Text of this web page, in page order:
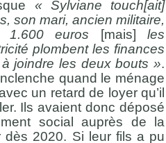
« Sylviane touch[ait]
son mari, ancien militaire,
1.600 euros [mais] les
plombent les finances
joindre les deux bouts ».
quand le ménage
un retard de loyer qu’il
Ils avaient donc déposé
social auprès de la
dès 2020. Si leur fils a pu